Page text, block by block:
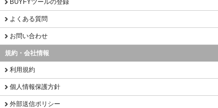
BUYFYツールの登録
よくある質問
お問い合わせ
規約・会社情報
利用規約
個人情報保護方針
外部送信ポリシー